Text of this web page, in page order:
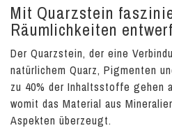
Mit Quarzstein
Räumlichkeiten
Der Quarzstein, der eine
natürlichem Quarz, Pigmenten
zu 40% der Inhaltsstoffe gehen
womit das Material aus
Aspekten überzeugt.